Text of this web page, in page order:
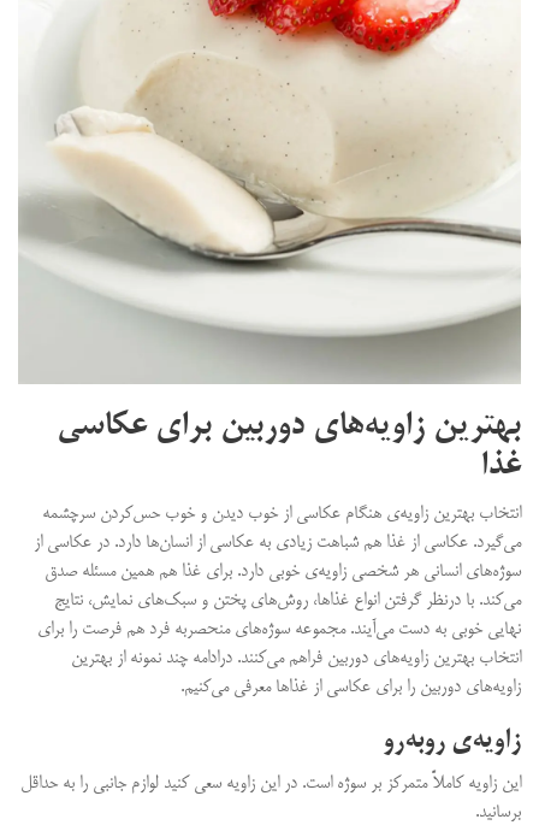
بهترین زاویه‌های دوربین برای عکاسی
غذا
انتخاب بهترین زاویه‌ی هنگام عکاسی از خوب دیدن و خوب حس‌کردن سرچشمه
می‌گیرد. عکاسی از غذا هم شباهت زیادی به عکاسی از انسان‌ها دارد. در عکاسی از
سوژه‌های انسانی هر شخصی زاویه‌ی خوبی دارد. برای غذا هم همین مسئله صدق
می‌کند. با درنظر گرفتن انواع غذاها، روش‌های پختن و سبک‌های نمایش، نتایج
نهایی خوبی به دست می‌آیند. مجموعه سوژه‌های منحصر‌به فرد هم فرصت را برای
انتخاب بهترین زاویه‌های دوربین فراهم می‌کنند. درادامه چند نمونه از بهترین
زاویه‌های دوربین را برای عکاسی از غذاها معرفی می‌کنیم.
زاویه‌ی‌ روبه‌رو
این زاویه کاملاً متمرکز بر سوژه است. در این زاویه سعی کنید لوازم جانبی را به حداقل
برسانید.